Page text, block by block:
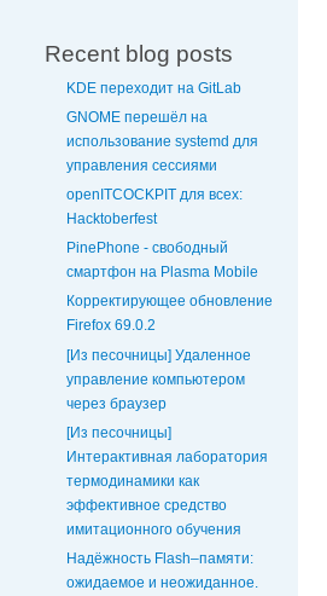
Recent blog posts
KDE переходит на GitLab
GNOME перешёл на
использование systemd для
управления сессиями
openITCOCKPIT для всех:
Hacktoberfest
PinePhone - свободный
смартфон на Plasma Mobile
Корректирующее обновление
Firefox 69.0.2
[Из песочницы] Удаленное
управление компьютером
через браузер
[Из песочницы]
Интерактивная лаборатория
термодинамики как
эффективное средство
имитационного обучения
Надёжность Flash–памяти:
ожидаемое и неожиданное.